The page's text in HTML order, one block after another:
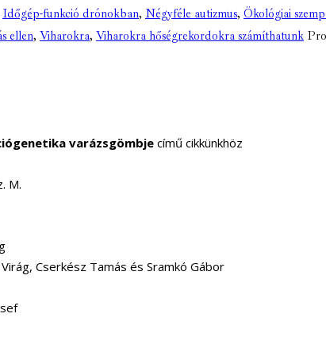
Időgép-funkció drónokban, Négyféle autizmus, Ökológiai
ellen, Viharokra, Viharokra hőségrekordokra számíthatunk
varázsgömbjecímű cikkünkhöz
M.
Cserkész Tamás és Sramkó Gábor